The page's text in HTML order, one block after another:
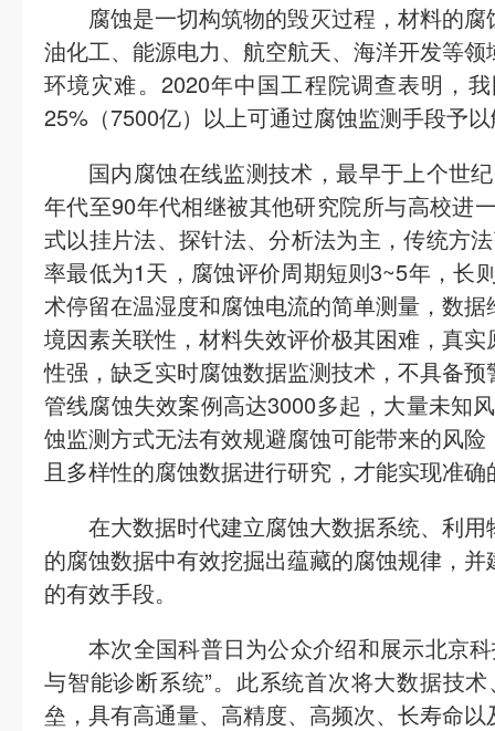
腐蚀是一切构筑物的毁灭过程，材料的
油化工、能源电力、航空航天、海洋开发等
环境灾难。2020年中国工程院调查表明，
25%（7500亿）以上可通过腐蚀监测手段予
国内腐蚀在线监测技术，最早于上个世
年代至90年代相继被其他研究院所与高校进
式以挂片法、探针法、分析法为主，传统方
率最低为1天，腐蚀评价周期短则3~5年，长
术停留在温湿度和腐蚀电流的简单测量，数
境因素关联性，材料失效评价极其困难，真
性强，缺乏实时腐蚀数据监测技术，不具备
管线腐蚀失效案例高达3000多起，大量未知
蚀监测方式无法有效规避腐蚀可能带来的风
且多样性的腐蚀数据进行研究，才能实现准
在大数据时代建立腐蚀大数据系统、利
的腐蚀数据中有效挖掘出蕴藏的腐蚀规律，
的有效手段。
本次全国科普日为公众介绍和展示北京
与智能诊断系统”。此系统首次将大数据技
垒，具有高通量、高精度、高频次、长寿命